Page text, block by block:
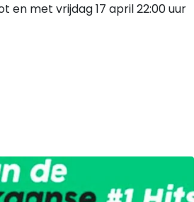
en met vrijdag 17 april 22:00 uur